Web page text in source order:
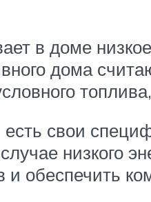
в доме низкое
дома
свои
низкого
и обеспечить